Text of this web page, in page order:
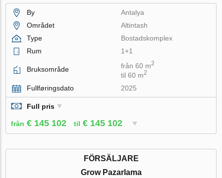
By
Antalya
Området
Altintash
Type
Bostadskomplex
Rum
1+1
Bruksområde från 60 m2
til 60 m2
Fullføringsdato 2025
Full pris
från € 145 102 til € 145 102
FÖRSÄLJARE
Grow Pazarlama